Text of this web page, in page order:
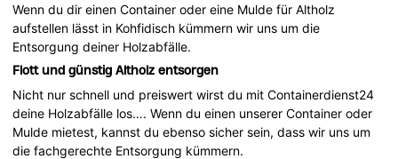
Wenn du dir einen Container oder eine Mulde für Altholz
aufstellen lässt in Kohfidisch kümmern wir uns um die
Entsorgung deiner Holzabfälle.
Flott und günstig Altholz entsorgen
Nicht nur schnell und preiswert wirst du mit Containerdienst24
deine Holzabfälle los…. Wenn du einen unserer Container oder
Mulde mietest, kannst du ebenso sicher sein, dass wir uns um
die fachgerechte Entsorgung kümmern.